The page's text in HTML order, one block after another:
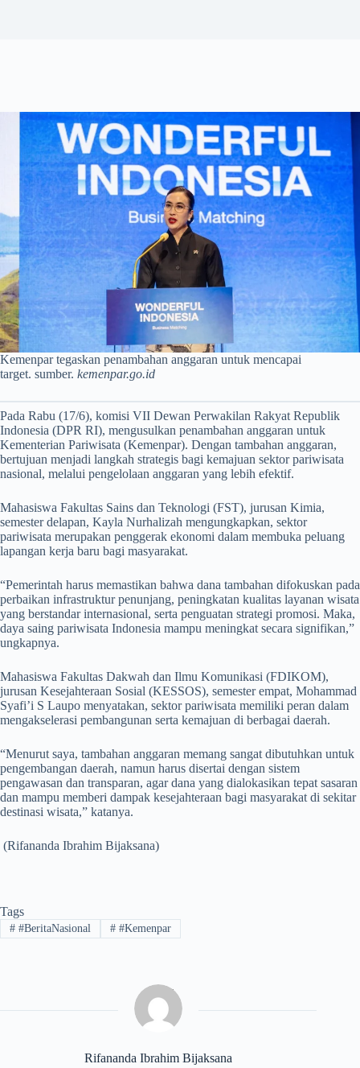
Kemenpar tegaskan penambahan anggaran untuk mencapai
target. sumber. kemenpar.go.id
Pada Rabu (17/6), komisi VII Dewan Perwakilan Rakyat Republik
Indonesia (DPR RI), mengusulkan penambahan anggaran untuk
Kementerian Pariwisata (Kemenpar). Dengan tambahan anggaran,
bertujuan menjadi langkah strategis bagi kemajuan sektor pariwisata
nasional, melalui pengelolaan anggaran yang lebih efektif.
Mahasiswa Fakultas Sains dan Teknologi (FST), jurusan Kimia,
semester delapan, Kayla Nurhalizah mengungkapkan, sektor
pariwisata merupakan penggerak ekonomi dalam membuka peluang
lapangan kerja baru bagi masyarakat.
“Pemerintah harus memastikan bahwa dana tambahan difokuskan pada
perbaikan infrastruktur penunjang, peningkatan kualitas layanan wisata
yang berstandar internasional, serta penguatan strategi promosi. Maka,
daya saing pariwisata Indonesia mampu meningkat secara signifikan,”
ungkapnya.
Mahasiswa Fakultas Dakwah dan Ilmu Komunikasi (FDIKOM),
jurusan Kesejahteraan Sosial (KESSOS), semester empat, Mohammad
Syafi’i S Laupo menyatakan, sektor pariwisata memiliki peran dalam
mengakselerasi pembangunan serta kemajuan di berbagai daerah.
“Menurut saya, tambahan anggaran memang sangat dibutuhkan untuk
pengembangan daerah, namun harus disertai dengan sistem
pengawasan dan transparan, agar dana yang dialokasikan tepat sasaran
dan mampu memberi dampak kesejahteraan bagi masyarakat di sekitar
destinasi wisata,” katanya.
(Rifananda Ibrahim Bijaksana)
Tags
##BeritaNasional ##Kemenpar
Rifananda Ibrahim Bijaksana